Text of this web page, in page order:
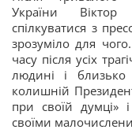
України
спілкуватися з
зрозуміло для
часу після усіх
людині і близько
колишній
при своїй думці»
своїми